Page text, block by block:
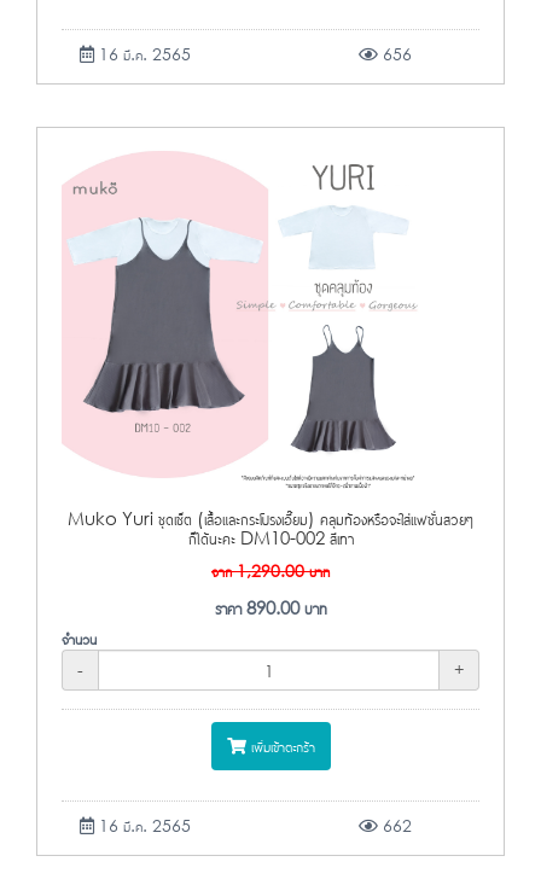
16 มี.ค. 2565 656
Muko Yuri ชุดเซ็ต (เสื้อและกระโปรงเอี๊ยม) คลุมท้องหรือจะใส่แฟชั่นสวยๆ
ก็ได้นะคะ DM10-002 สีเทา
จาก1,290.00บาท
ราคา890.00บาท
จำนวน
-
+
เพิ่มเข้าตะกร้า
16 มี.ค. 2565 662